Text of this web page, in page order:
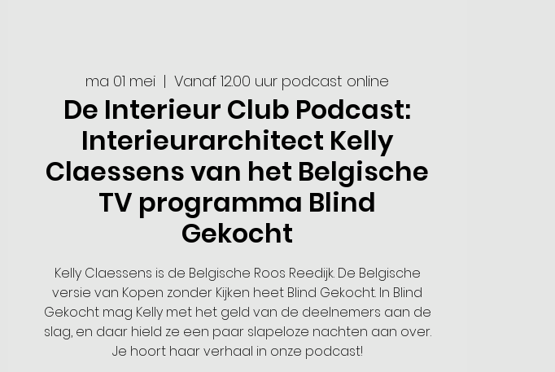
ma 01 mei
  |
Vanaf 12.00 uur podcast online
De Interieur Club Podcast:
Interieurarchitect Kelly
Claessens van het Belgische
TV programma Blind
Gekocht
Kelly Claessens is de Belgische Roos Reedijk. De Belgische
versie van Kopen zonder Kijken heet Blind Gekocht. In Blind
Gekocht mag Kelly met het geld van de deelnemers aan de
slag, en daar hield ze een paar slapeloze nachten aan over.
Je hoort haar verhaal in onze podcast!